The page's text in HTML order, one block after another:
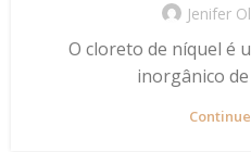
Jenifer
O cloreto de níquel é
inorgânico